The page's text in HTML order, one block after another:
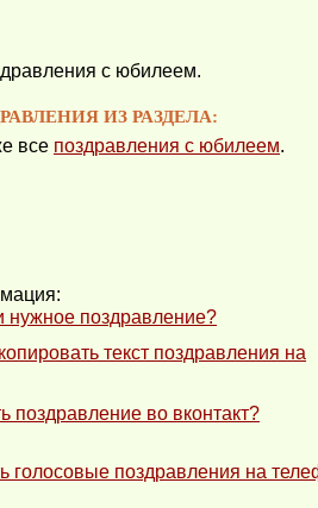
с юбилеем.
ИЗ РАЗДЕЛА:
все поздравления с юбилеем.
нужное поздравление?
текст поздравления на
поздравление во вконтакт?
голосовые поздравления на